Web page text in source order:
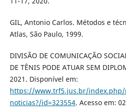
GIL, Antonio Carlos. Métodos e
Atlas, São Paulo, 1999.
DIVISÃO DE COMUNICAÇÃO
DE TÊNIS PODE ATUAR SEM
2021. Disponível em:
https://www.trf5.jus.br/
noticias?/id=323554. Acesso em: